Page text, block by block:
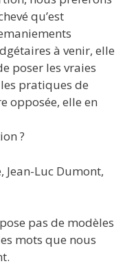
qu’est
à venir, elle
poser les vraies
pratiques de
opposée, elle en
?
Jean-Luc Dumont,
pas de modèles
mots que nous